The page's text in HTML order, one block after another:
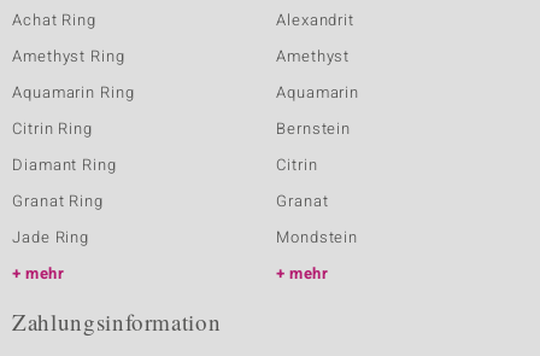
Achat Ring
Amethyst Ring
Aquamarin Ring
Citrin Ring
Diamant Ring
Granat Ring
Jade Ring
mehr
Alexandrit
Amethyst
Aquamarin
Bernstein
Citrin
Granat
Mondstein
mehr
Zahlungsinformation